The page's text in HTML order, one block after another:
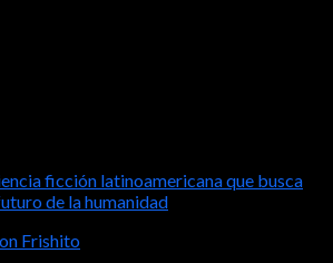
ficción latinoamericana que busca
de la humanidad
Frishito